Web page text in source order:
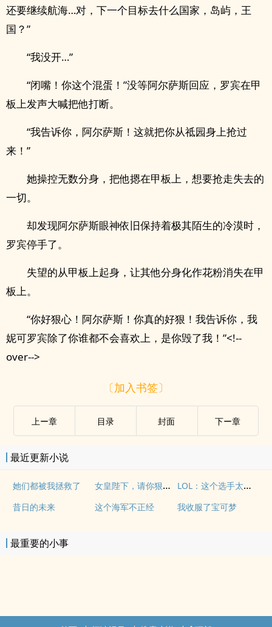
还要继续航海…对，下一个目标去什么国家，岛屿，王
国？”
“我没开…”
“闭嘴！你这个混蛋！”没等阿尔萨斯回应，罗宾在甲
板上发声大喊把他打断。
“我告诉你，阿尔萨斯！这就把你从祗园身上抢过
来！”
她操控无数分身，把他摁在甲板上，想要抢走失去的
一切。
却发现阿尔萨斯眼神依旧保持着极其陌生的冷漠时，
罗宾停手了。
失望的从甲板上起身，让其他分身化作花粉消失在甲
板上。
“你好狠心！阿尔萨斯！你真的好狠！我告诉你，我
妮可罗宾除了你谁都不会喜欢上，是你毁了我！”<!--
over-->
〔加入书签〕
上ー章 目录 封面 下ー章
最近更新小说
她们都被我拯救了 女皇陛下，请你狠狠杀死我 LOL：这个选手太离谱
昔日的未来 这个海军不正经 我收服了宝可梦
最重要的小事